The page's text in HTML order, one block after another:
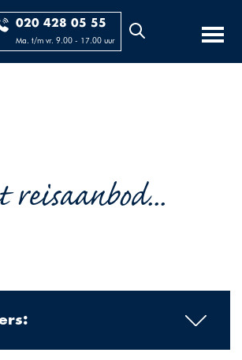
020 428 05 55
Ma. t/m vr. 9.00 - 17.00 uur
reisaanbod...